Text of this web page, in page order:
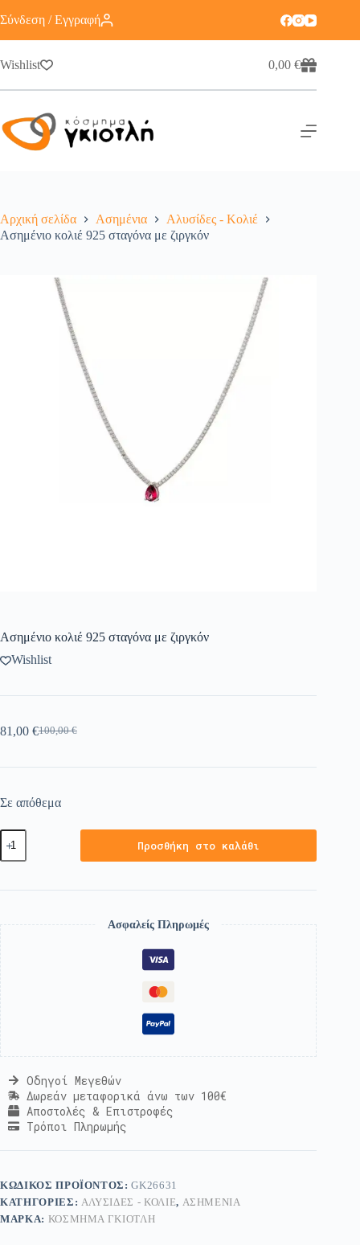
Σύνδεση / Εγγραφή
Wishlist 0,00€
Αρχική σελίδα Ασημένια
Αλυσίδες - Κολιέ
Ασημένιο κολιέ 925 σταγόνα με ζιργκόν
Ασημένιο κολιέ 925 σταγόνα με ζιργκόν
Wishlist
100,00€
81,00 €
Σε απόθεμα
Προσθήκη στο καλάθι
Ασφαλείς Πληρωμές
Οδηγοί Μεγεθών
Δωρεάν μεταφορικά άνω των 100€
Αποστολές & Επιστροφές
Τρόποι Πληρωμής
ΚΩΔΙΚΌΣ ΠΡΟΪΌΝΤΟΣ:GK26631
ΚΑΤΗΓΟΡΊΕΣ: ΑΛΥΣΊΔΕΣ - ΚΟΛΙΈ, ΑΣΗΜΈΝΙΑ
ΜΆΡΚΑ: ΚΟΣΜΗΜΑ ΓΚΙΟΤΛΗ